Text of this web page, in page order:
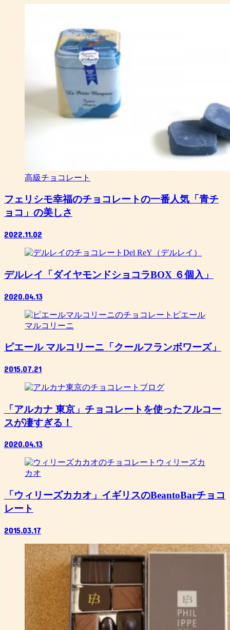
高級チョコレート
フェリシモ幸福のチョコレートの一番人気「青チ
ョコ」の美しさ
2022.11.02
Del ReY（デルレイ）
デルレイ「ダイヤモンドショコラBOX ６個入」
2020.04.13
ピエール
マルコリーニ
ピエール マルコリーニ「クールフランボワーズ」
2015.07.21
ブログ
「アルカナ 東京」チョコレートを使ったフルコー
スが凄すぎる！
2020.04.13
ウィリーズカ
カオ
「ウィリーズカカオ」イギリスのBeantoBarチョコ
レート
2015.03.17